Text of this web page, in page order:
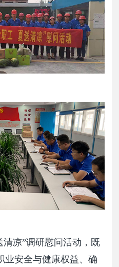
清凉”调研慰问活动，既
业安全与健康权益、确